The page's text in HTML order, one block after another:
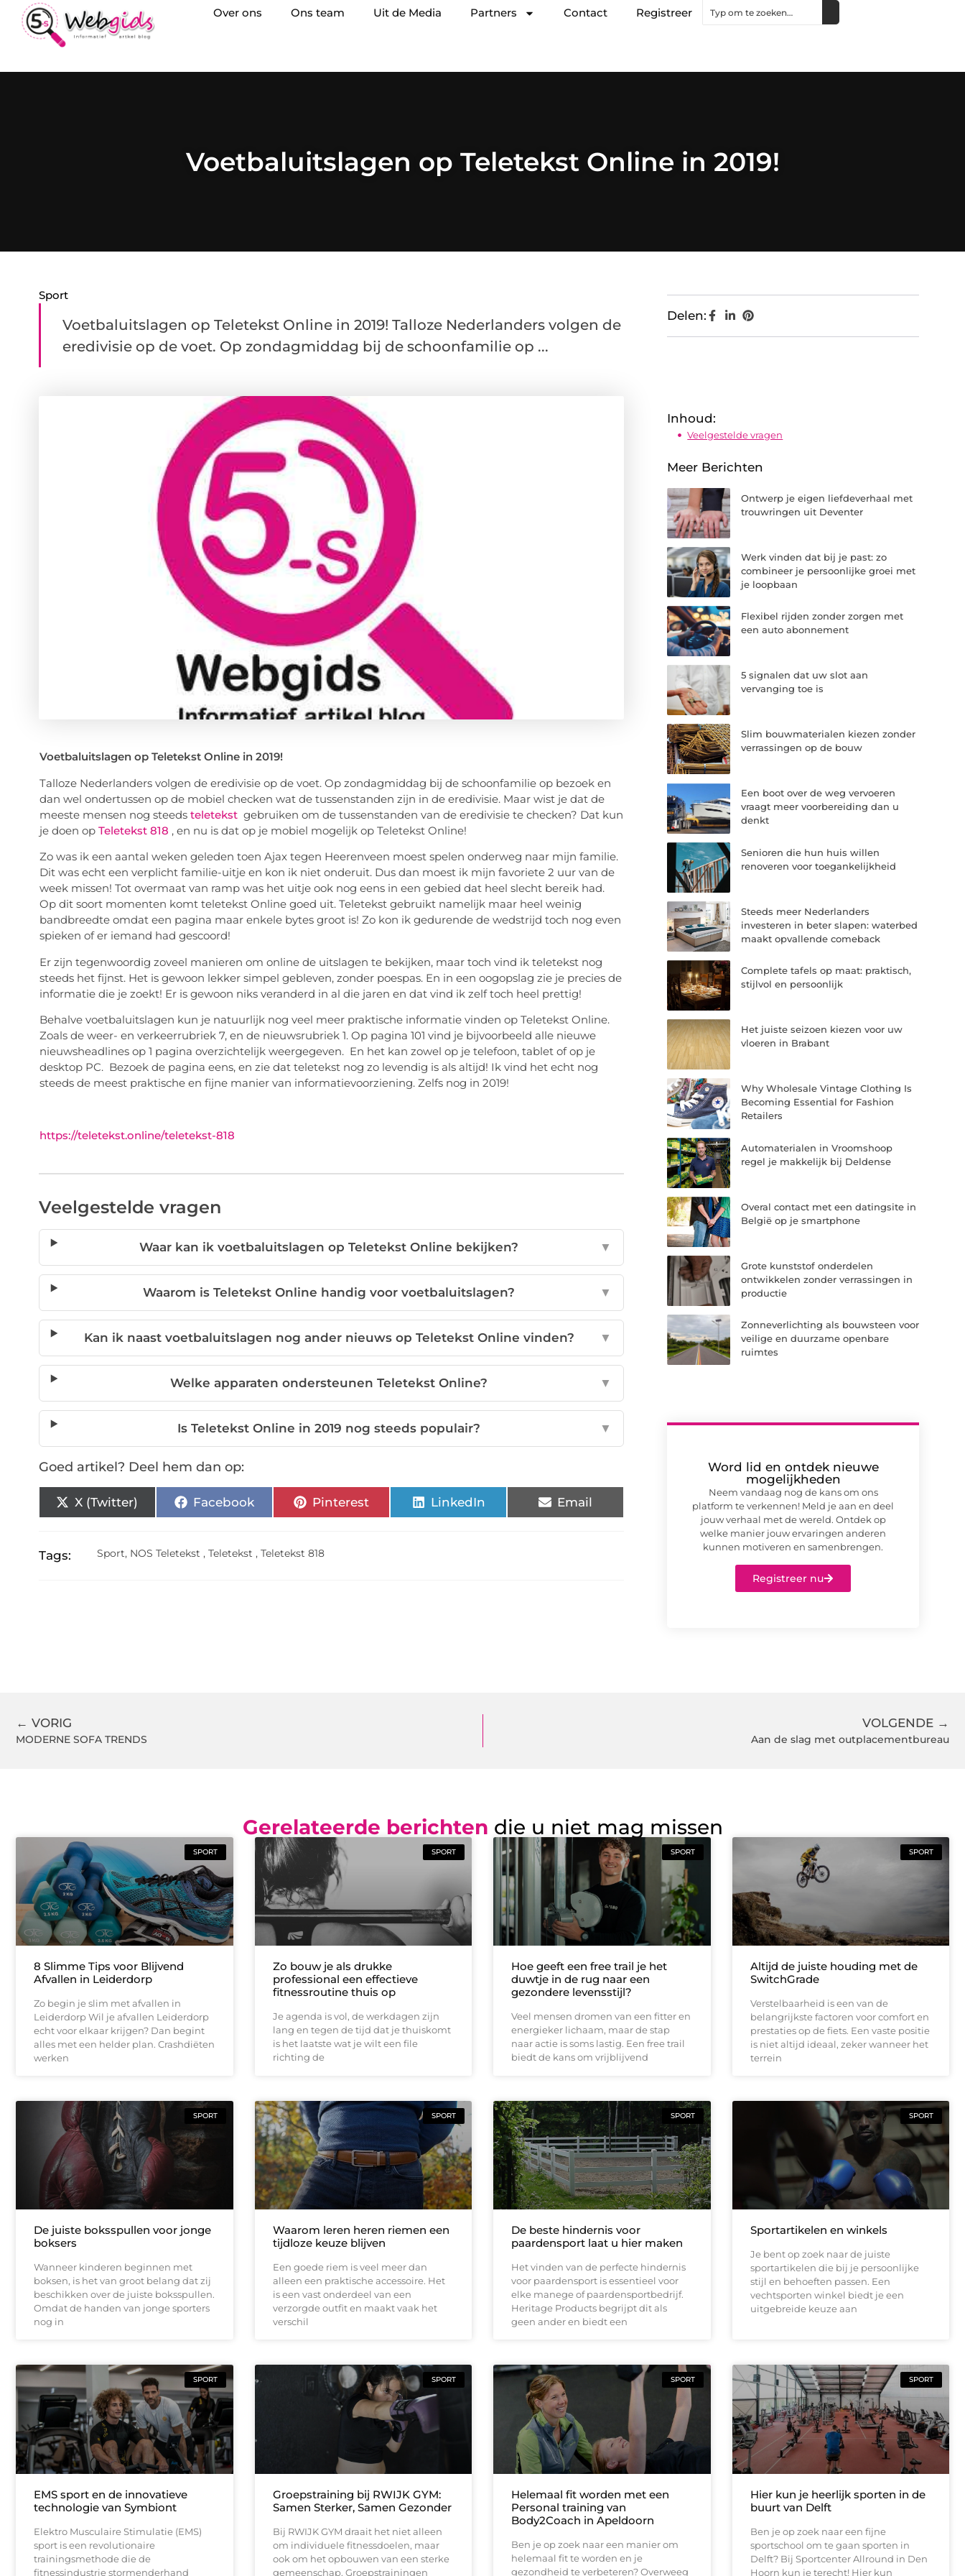
Over ons Ons team Uit de Media Partners Contact Registreer
Voetbaluitslagen op Teletekst Online in 2019!
Sport
Voetbaluitslagen op Teletekst Online in 2019! Talloze Nederlanders volgen de
eredivisie op de voet. Op zondagmiddag bij de schoonfamilie op ...
Voetbaluitslagen op Teletekst Online in 2019!
Talloze Nederlanders volgen de eredivisie op de voet. Op zondagmiddag bij de schoonfamilie op bezoek en
dan wel ondertussen op de mobiel checken wat de tussenstanden zijn in de eredivisie. Maar wist je dat de
meeste mensen nog steeds teletekst gebruiken om de tussenstanden van de eredivisie te checken? Dat kun
je doen op Teletekst 818 , en nu is dat op je mobiel mogelijk op Teletekst Online!
Zo was ik een aantal weken geleden toen Ajax tegen Heerenveen moest spelen onderweg naar mijn familie.
Dit was echt een verplicht familie-uitje en kon ik niet onderuit. Dus dan moest ik mijn favoriete 2 uur van de
week missen! Tot overmaat van ramp was het uitje ook nog eens in een gebied dat heel slecht bereik had.
Op dit soort momenten komt teletekst Online goed uit. Teletekst gebruikt namelijk maar heel weinig
bandbreedte omdat een pagina maar enkele bytes groot is! Zo kon ik gedurende de wedstrijd toch nog even
spieken of er iemand had gescoord!
Er zijn tegenwoordig zoveel manieren om online de uitslagen te bekijken, maar toch vind ik teletekst nog
steeds het fijnst. Het is gewoon lekker simpel gebleven, zonder poespas. En in een oogopslag zie je precies de
informatie die je zoekt! Er is gewoon niks veranderd in al die jaren en dat vind ik zelf toch heel prettig!
Behalve voetbaluitslagen kun je natuurlijk nog veel meer praktische informatie vinden op Teletekst Online.
Zoals de weer- en verkeerrubriek 7, en de nieuwsrubriek 1. Op pagina 101 vind je bijvoorbeeld alle nieuwe
nieuwsheadlines op 1 pagina overzichtelijk weergegeven. En het kan zowel op je telefoon, tablet of op je
desktop PC. Bezoek de pagina eens, en zie dat teletekst nog zo levendig is als altijd! Ik vind het echt nog
steeds de meest praktische en fijne manier van informatievoorziening. Zelfs nog in 2019!
https://teletekst.online/teletekst-818
Veelgestelde vragen
Waar kan ik voetbaluitslagen op Teletekst Online bekijken? ▼
Waarom is Teletekst Online handig voor voetbaluitslagen? ▼
Kan ik naast voetbaluitslagen nog ander nieuws op Teletekst Online vinden? ▼
Welke apparaten ondersteunen Teletekst Online? ▼
Is Teletekst Online in 2019 nog steeds populair? ▼
Goed artikel? Deel hem dan op:
X (Twitter) Facebook Pinterest LinkedIn Email
Tags: Sport, NOS Teletekst ,Teletekst ,Teletekst 818
Delen:
Inhoud:
Veelgestelde vragen
Meer Berichten
Ontwerp je eigen liefdeverhaal met
trouwringen uit Deventer
Werk vinden dat bij je past: zo
combineer je persoonlijke groei met
je loopbaan
Flexibel rijden zonder zorgen met
een auto abonnement
5 signalen dat uw slot aan
vervanging toe is
Slim bouwmaterialen kiezen zonder
verrassingen op de bouw
Een boot over de weg vervoeren
vraagt meer voorbereiding dan u
denkt
Senioren die hun huis willen
renoveren voor toegankelijkheid
Steeds meer Nederlanders
investeren in beter slapen: waterbed
maakt opvallende comeback
Complete tafels op maat: praktisch,
stijlvol en persoonlijk
Het juiste seizoen kiezen voor uw
vloeren in Brabant
Why Wholesale Vintage Clothing Is
Becoming Essential for Fashion
Retailers
Automaterialen in Vroomshoop
regel je makkelijk bij Deldense
Overal contact met een datingsite in
België op je smartphone
Grote kunststof onderdelen
ontwikkelen zonder verrassingen in
productie
Zonneverlichting als bouwsteen voor
veilige en duurzame openbare
ruimtes
Word lid en ontdek nieuwe
mogelijkheden
Neem vandaag nog de kans om ons
platform te verkennen! Meld je aan en deel
jouw verhaal met de wereld. Ontdek op
welke manier jouw ervaringen anderen
kunnen motiveren en samenbrengen.
Registreer nu
← VORIG
MODERNE SOFA TRENDS
VOLGENDE →
Aan de slag met outplacementbureau
Gerelateerde berichten die u niet mag missen
SPORT
8 Slimme Tips voor Blijvend
Afvallen in Leiderdorp
Zo begin je slim met afvallen in
Leiderdorp Wil je afvallen Leiderdorp
echt voor elkaar krijgen? Dan begint
alles met een helder plan. Crashdiëten
werken
SPORT
Zo bouw je als drukke
professional een effectieve
fitnessroutine thuis op
Je agenda is vol, de werkdagen zijn
lang en tegen de tijd dat je thuiskomt
is het laatste wat je wilt een file
richting de
SPORT
Hoe geeft een free trail je het
duwtje in de rug naar een
gezondere levensstijl?
Veel mensen dromen van een fitter en
energieker lichaam, maar de stap
naar actie is soms lastig. Een free trail
biedt de kans om vrijblijvend
SPORT
Altijd de juiste houding met de
SwitchGrade
Verstelbaarheid is een van de
belangrijkste factoren voor comfort en
prestaties op de fiets. Een vaste positie
is niet altijd ideaal, zeker wanneer het
terrein
SPORT
De juiste boksspullen voor jonge
boksers
Wanneer kinderen beginnen met
boksen, is het van groot belang dat zij
beschikken over de juiste boksspullen.
Omdat de handen van jonge sporters
nog in
SPORT
Waarom leren heren riemen een
tijdloze keuze blijven
Een goede riem is veel meer dan
alleen een praktische accessoire. Het
is een vast onderdeel van een
verzorgde outfit en maakt vaak het
verschil
SPORT
De beste hindernis voor
paardensport laat u hier maken
Het vinden van de perfecte hindernis
voor paardensport is essentieel voor
elke manege of paardensportbedrijf.
Heritage Products begrijpt dit als
geen ander en biedt een
SPORT
Sportartikelen en winkels
Je bent op zoek naar de juiste
sportartikelen die bij je persoonlijke
stijl en behoeften passen. Een
vechtsporten winkel biedt je een
uitgebreide keuze aan
SPORT
EMS sport en de innovatieve
technologie van Symbiont
Elektro Musculaire Stimulatie (EMS)
sport is een revolutionaire
trainingsmethode die de
fitnessindustrie stormenderhand
SPORT
Groepstraining bij RWIJK GYM:
Samen Sterker, Samen Gezonder
Bij RWIJK GYM draait het niet alleen
om individuele fitnessdoelen, maar
ook om het opbouwen van een sterke
gemeenschap. Groepstrainingen
SPORT
Helemaal fit worden met een
Personal training van
Body2Coach in Apeldoorn
Ben je op zoek naar een manier om
helemaal fit te worden en je
gezondheid te verbeteren? Overweeg
SPORT
Hier kun je heerlijk sporten in de
buurt van Delft
Ben je op zoek naar een fijne
sportschool om te gaan sporten in
Delft? Bij Sportcenter Allround in Den
Hoorn kun je terecht! Hier kun